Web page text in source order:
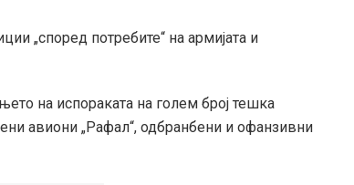
„според потребите“ на армијата и
на испораката на голем број тешка
авиони „Рафал“, одбранбени и офанзивни